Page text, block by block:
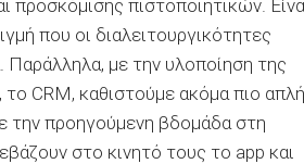
πιστοποιητικών.
που οι διαλειτουργικότητες
Παράλληλα, με την υλοποίηση της
CRM, καθιστούμε ακόμα πιο απλή
την προηγούμενη βδομάδα στη
στο κινητό τους το app και